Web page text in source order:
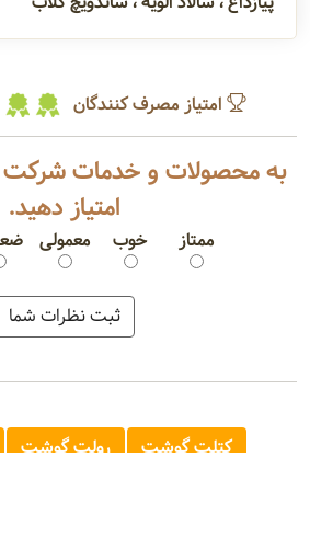
امتیاز مصرف کنندگان
به محصولات و خدمات شرکت
امتیاز دهید.
معمولی خوب ممتاز
کتلت گوشت رولت گوشت